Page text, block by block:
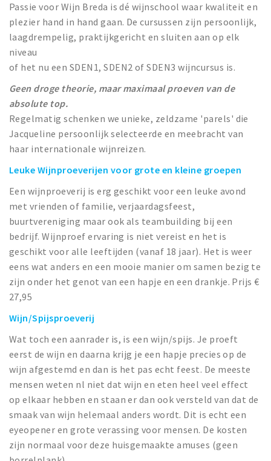
Passie voor Wijn Breda is dé wijnschool waar kwaliteit en
plezier hand in hand gaan. De cursussen zijn persoonlijk,
laagdrempelig, praktijkgericht en sluiten aan op elk
niveau
of het nu een SDEN1, SDEN2 of SDEN3 wijncursus is.
Geen droge theorie, maar maximaal proeven van de
absolute top.
Regelmatig schenken we unieke, zeldzame 'parels' die
Jacqueline persoonlijk selecteerde en meebracht van
haar internationale wijnreizen.
Leuke Wijnproeverijen voor grote en kleine groepen
Een wijnproeverij is erg geschikt voor een leuke avond
met vrienden of familie, verjaardagsfeest,
buurtvereniging maar ook als teambuilding bij een
bedrijf. Wijnproef ervaring is niet vereist en het is
geschikt voor alle leeftijden (vanaf 18 jaar). Het is weer
eens wat anders en een mooie manier om samen bezig te
zijn onder het genot van een hapje en een drankje. Prijs €
27,95
Wijn/Spijsproeverij
Wat toch een aanrader is, is een wijn/spijs. Je proeft
eerst de wijn en daarna krijg je een hapje precies op de
wijn afgestemd en dan is het pas echt feest. De meeste
mensen weten nl niet dat wijn en eten heel veel effect
op elkaar hebben en staan er dan ook versteld van dat de
smaak van wijn helemaal anders wordt. Dit is echt een
eyeopener en grote verassing voor mensen. De kosten
zijn normaal voor deze huisgemaakte amuses (geen